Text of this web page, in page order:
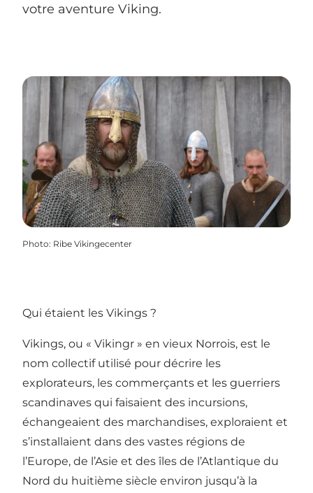
votre aventure Viking.
Photo: Ribe Vikingecenter
Qui étaient les Vikings ?
Vikings, ou « Vikingr » en vieux Norrois, est le
nom collectif utilisé pour décrire les
explorateurs, les commerçants et les guerriers
scandinaves qui faisaient des incursions,
échangeaient des marchandises, exploraient et
s’installaient dans des vastes régions de
l’Europe, de l’Asie et des îles de l’Atlantique du
Nord du huitième siècle environ jusqu’à la